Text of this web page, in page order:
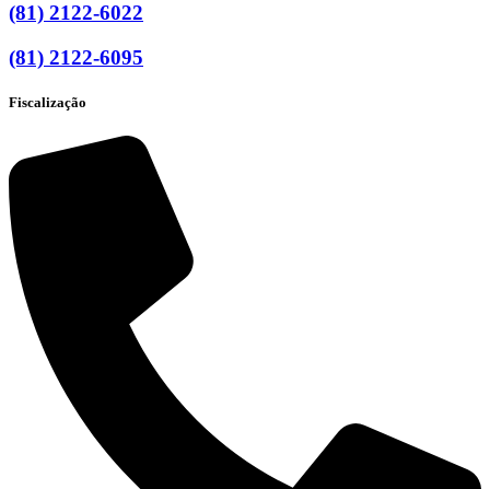
(81) 2122-6022
(81) 2122-6095
Fiscalização